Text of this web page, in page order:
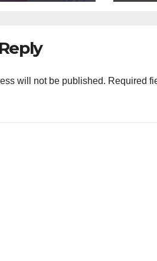
will not be published. Required